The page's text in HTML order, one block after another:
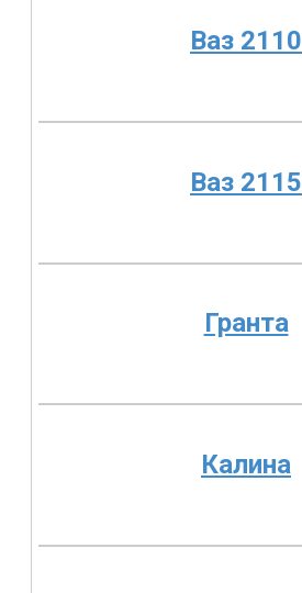
Ваз 2110
Ваз 2115
Гранта
Калина